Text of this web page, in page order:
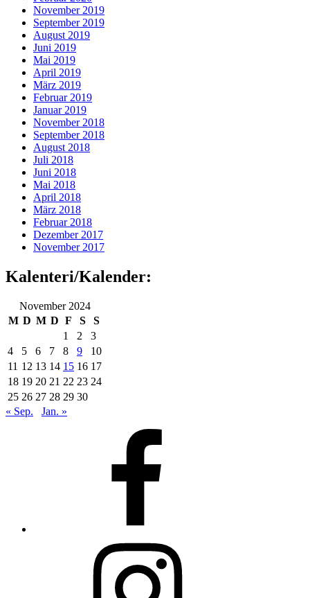
November 2019
September 2019
August 2019
Juni 2019
Mai 2019
April 2019
März 2019
Februar 2019
Januar 2019
November 2018
September 2018
August 2018
Juli 2018
Juni 2018
Mai 2018
April 2018
März 2018
Februar 2018
Dezember 2017
November 2017
Kalenteri/Kalender:
November 2024
M D M D F S
S
1
2
3
4
5 6 7 8 9
10
11 12 13 14 15 16 17
18 19 20 21 22 23 24
25 26 27 28 29 30
« Sep.
Jan. »